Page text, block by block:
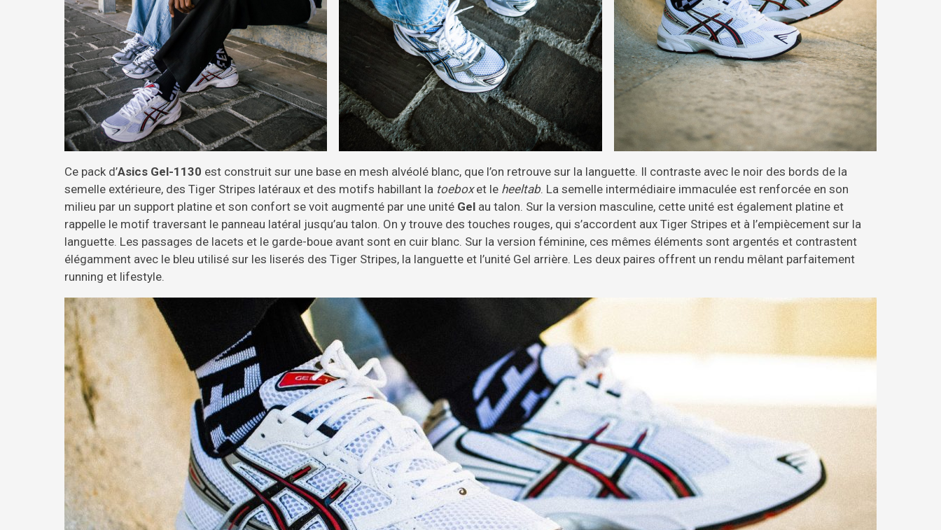
Ce pack d’Asics Gel-1130 est construit sur une base en mesh alvéolé blanc, que l’on retrouve sur la languette. Il contraste avec le noir des bords de la
semelle extérieure, des Tiger Stripes latéraux et des motifs habillant la toeboxet le heeltab. La semelle intermédiaire immaculée est renforcée en son
milieu par un support platine et son confort se voit augmenté par une unité Gel au talon. Sur la version masculine, cette unité est également platine et
rappelle le motif traversant le panneau latéral jusqu’au talon. On y trouve des touches rouges, qui s’accordent aux Tiger Stripes et à l’empiècement sur la
languette. Les passages de lacets et le garde-boue avant sont en cuir blanc. Sur la version féminine, ces mêmes éléments sont argentés et contrastent
élégamment avec le bleu utilisé sur les liserés des Tiger Stripes, la languette et l’unité Gel arrière. Les deux paires offrent un rendu mêlant parfaitement
running et lifestyle.